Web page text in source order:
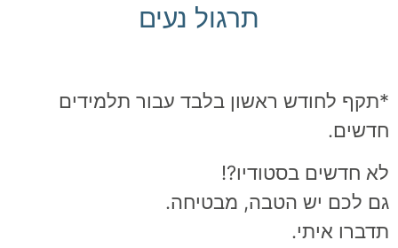
תרגול נעים
לחודש ראשון בלבד עבור תלמידים
חדשים בסטודיו?!
לכם יש הטבה, מבטיחה.
איתי.